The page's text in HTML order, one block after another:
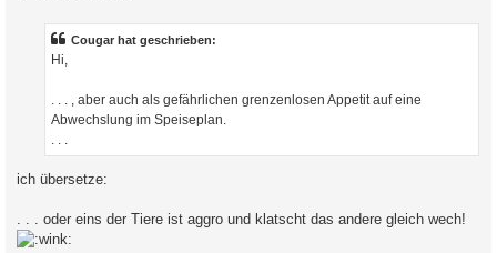
Cougar hat geschrieben:
Hi,
. . . , aber auch als gefährlichen grenzenlosen Appetit auf eine
Abwechslung im Speiseplan.
. . .
ich übersetze:
. . . oder eins der Tiere ist aggro und klatscht das andere gleich wech!